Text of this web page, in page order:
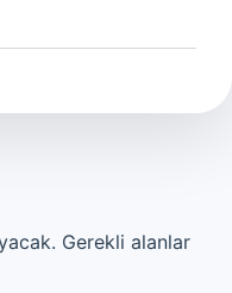
Gerekli alanlar